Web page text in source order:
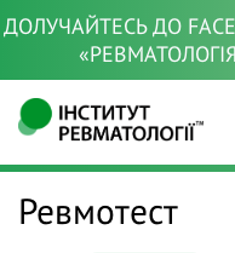
ДОЛУЧАЙТЕСЬ ДО
Ревмотест